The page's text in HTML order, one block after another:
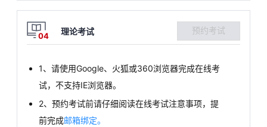
04 理论考试 预约考试
1、请使用Google、火狐或360浏览器完成在线考
试，不支持IE浏览器。
2、预约考试前请仔细阅读在线考试注意事项，提
前完成邮箱绑定。